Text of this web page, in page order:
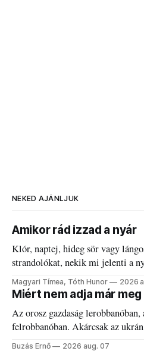
NEKED AJÁNLJUK
Amikor rád izzad a nyár
Klór, naptej, hideg sör vagy
strandolókat, nekik mi jelenti a
kánikulát.
Magyari Tímea, Tóth Hunor 2026
Miért nem adja már
Az orosz gazdaság
felrobbanóban. Akárcsak az
elégedetlen vezetőivel.
Buzás Ernő 2026 aug. 07